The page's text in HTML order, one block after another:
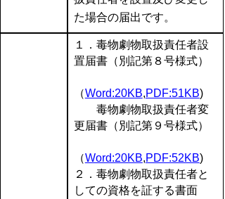
た場合の届出です。
１．毒物劇物取扱責任者設
置届書（別記第８号様式）
（Word:20KB,PDF:51KB)
毒物劇物取扱責任者変
更届書（別記第９号様式）
（Word:20KB,PDF:52KB)
２．毒物劇物取扱責任者と
しての資格を証する書面